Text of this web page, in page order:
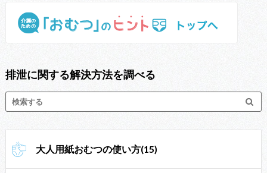
排泄に関する解決方法を調べる
大人用紙おむつの使い方(15)